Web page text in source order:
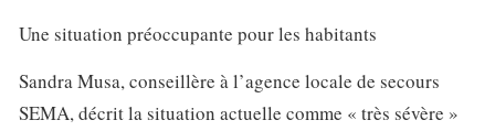
Une situation préoccupante pour les habitants
Sandra Musa, conseillère à l’agence locale de secours
SEMA, décrit la situation actuelle comme « très sévère »